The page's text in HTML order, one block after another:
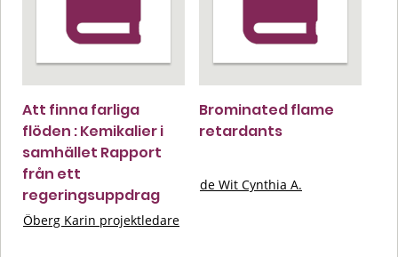
Att finna farliga
flöden : Kemikalier i
samhället Rapport
från ett
regeringsuppdrag
Öberg Karin projektledare
Brominated flame
retardants
de Wit Cynthia A.